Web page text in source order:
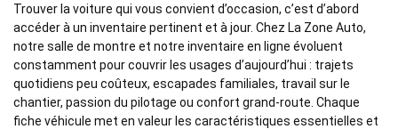
Trouver la voiture qui vous convient d’occasion, c’est d’abord
accéder à un inventaire pertinent et à jour. Chez La Zone Auto,
notre salle de montre et notre inventaire en ligne évoluent
constamment pour couvrir les usages d’aujourd’hui : trajets
quotidiens peu coûteux, escapades familiales, travail sur le
chantier, passion du pilotage ou confort grand-route. Chaque
fiche véhicule met en valeur les caractéristiques essentielles et